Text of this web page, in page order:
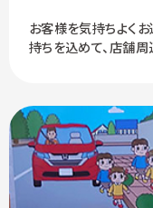
お客様を気持ちよく
持ちを込めて、店舗周